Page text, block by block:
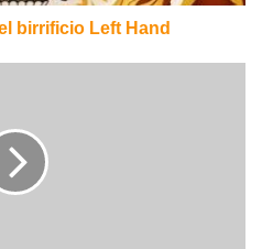
birrificio Left Hand